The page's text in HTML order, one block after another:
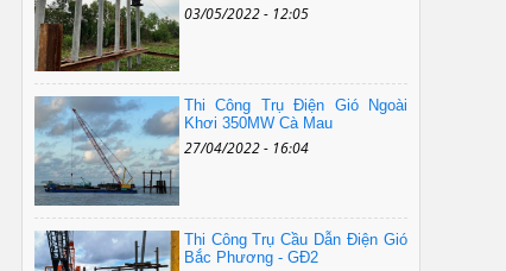
03/05/2022 - 12:05
Thi Công Trụ Điện Gió Ngoài
Khơi 350MW Cà Mau
27/04/2022 - 16:04
Thi Công Trụ Cầu Dẫn Điện Gió
Bắc Phương - GĐ2